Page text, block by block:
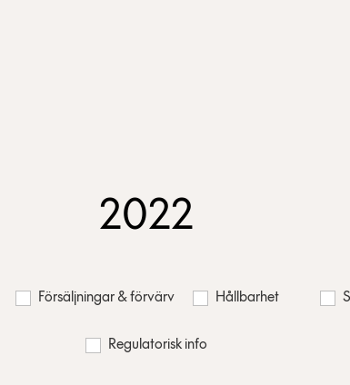
2022
Försäljningar & förvärv Hållbarhet
Regulatorisk info